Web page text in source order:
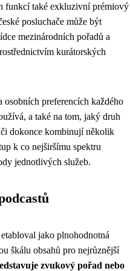
funkcí také exkluzivní prémiový
posluchače může být
mezinárodních pořadů a
kurátorských
preferencích každého
a také na tom, jaký druh
dokonce kombinují několik
k co nejširšímu spektru
jednotlivých služeb.
jako plnohodnotná
škálu obsahů pro nejrůznější
zvukový pořad nebo